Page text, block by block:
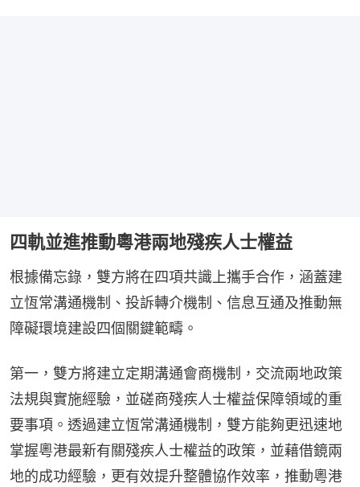
四軌並進推動粵港兩地殘疾人士權益
根據備忘錄，雙方將在四項共識上攜手合作，涵蓋建
立恆常溝通機制、投訴轉介機制、信息互通及推動無
障礙環境建設四個關鍵範疇。
第一，雙方將建立定期溝通會商機制，交流兩地政策
法規與實施經驗，並磋商殘疾人士權益保障領域的重
要事項。透過建立恆常溝通機制，雙方能夠更迅速地
掌握粵港最新有關殘疾人士權益的政策，並藉借鏡兩
地的成功經驗，更有效提升整體協作效率，推動粵港